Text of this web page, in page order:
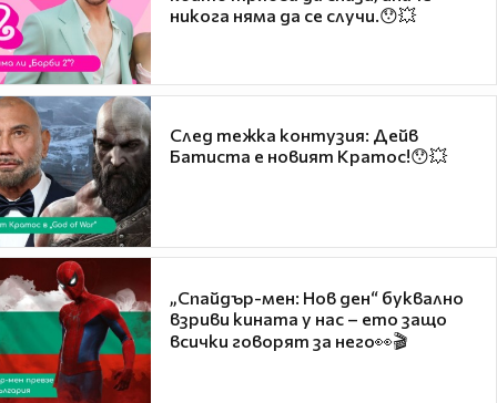
никога няма да се случи.😯💥
След тежка контузия: Дейв
Батиста е новият Кратос!😯💥
„Спайдър-мен: Нов ден“ буквално
взриви кината у нас – ето защо
всички говорят за него👀🎬